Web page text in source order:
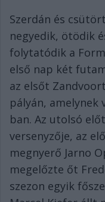
Szerdán és
negyedik, ötödik
folytatódik a
első nap két
az elsőt
pályán, amelynek
ban. Az utolsó
versenyzője, az
megnyerő Jarno
megelőzte őt
szezon egyik